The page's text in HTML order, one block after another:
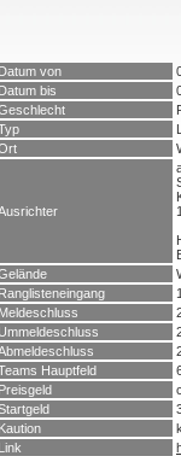
Datum von
Datum bis
Ranglisteneingang
Meldeschluss
Ummeldeschluss
Hauptfeld
Preisgeld
Kaution
Link